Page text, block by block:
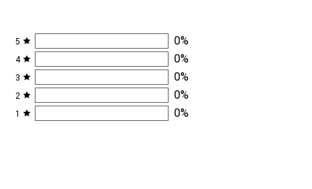
5 0%
4 0%
3 0%
2 0%
1 0%